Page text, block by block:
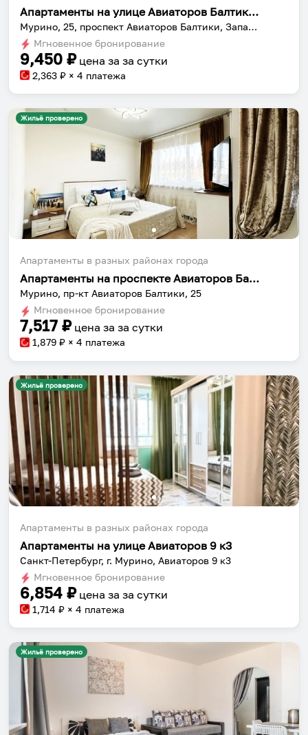
Апартаменты на улице Авиаторов Балтики 25
Мурино, 25, проспект Авиаторов Балтики, Западное Мурино, Западный микрорайон, Мурино, Муринское городское поселение, Всеволожский район, Ленинградская область, Северо-Западный федеральный округ, 188662, Россия
Мгновенное бронирование
9,450 ₽ цена за за сутки
2,363 ₽ × 4 платежа
Жильё проверено
Апартаменты в разных районах города
Апартаменты на проспекте Авиаторов Балтики 25
Мурино, пр-кт Авиаторов Балтики, 25
Мгновенное бронирование
7,517 ₽ цена за за сутки
1,879 ₽ × 4 платежа
Жильё проверено
Апартаменты в разных районах города
Апартаменты на улице Авиаторов 9 к3
Санкт-Петербург, г. Мурино, Авиаторов 9 к3
Мгновенное бронирование
6,854 ₽ цена за за сутки
1,714 ₽ × 4 платежа
Жильё проверено